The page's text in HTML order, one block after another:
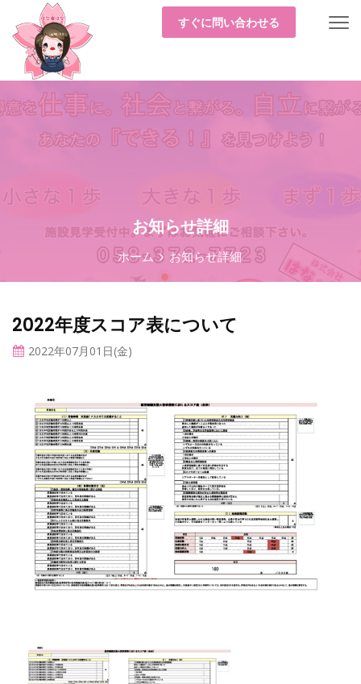
すぐに問い合わせる
お知らせ詳細
ホーム お知らせ詳細
2022年度スコア表について
2022年07月01日(金)